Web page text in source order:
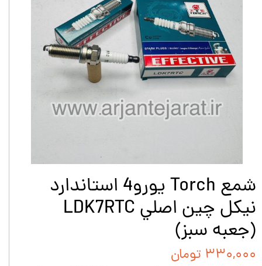
شمع Torch يورو4 استاندارد
نيكل چين اصلي LDK7RTC
(جعبه سبز)
۳۳۰,۰۰۰ تومان